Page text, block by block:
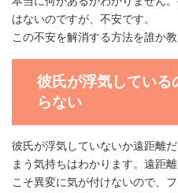
はないのですが、不安です。
この不安を解消する方法を誰か教
彼氏が浮気している
らない
彼氏が浮気していないか遠距離
まう気持ちはわかります。遠距
こそ異変に気が付けないので、